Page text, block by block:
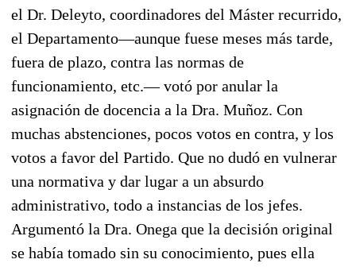
el Dr. Deleyto, coordinadores del Máster recurrido,
el Departamento—aunque fuese meses más tarde,
fuera de plazo, contra las normas de
funcionamiento, etc.— votó por anular la
asignación de docencia a la Dra. Muñoz. Con
muchas abstenciones, pocos votos en contra, y los
votos a favor del Partido. Que no dudó en vulnerar
una normativa y dar lugar a un absurdo
administrativo, todo a instancias de los jefes.
Argumentó la Dra. Onega que la decisión original
se había tomado sin su conocimiento, pues ella